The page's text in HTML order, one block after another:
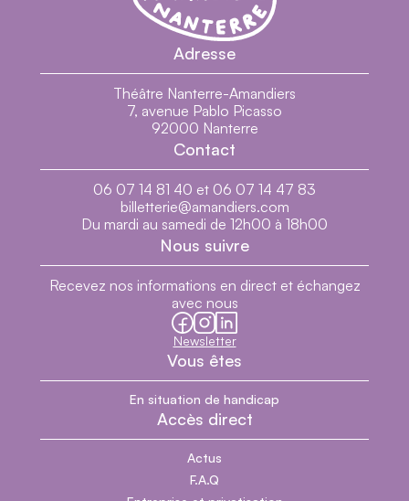
Présentation
En Images
Générique
Biographie
Adresse
Théâtre Nanterre-Amandiers
7, avenue Pablo Picasso
92000 Nanterre
Contact
06 07 14 81 40 et 06 07 14 47 83
billetterie@amandiers.com
Du mardi au samedi de 12h00 à 18h00
Nous suivre
Recevez nos informations en direct et échangez
avec nous
facebook
instagram
linkedin
Newsletter
Vous êtes
En situation de handicap
Accès direct
Actus
F.A.Q